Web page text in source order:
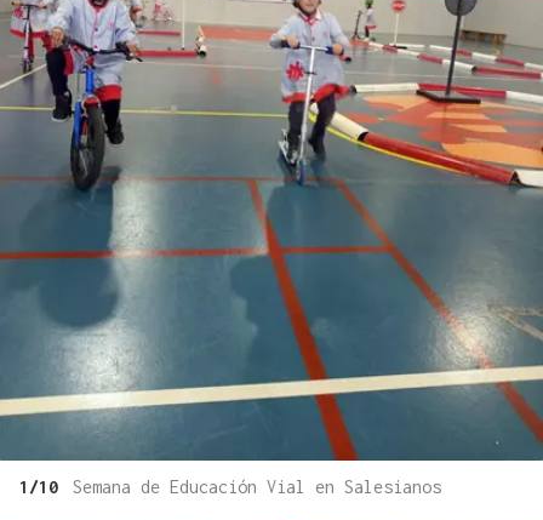
1/10 Semana de Educación Vial en Salesianos